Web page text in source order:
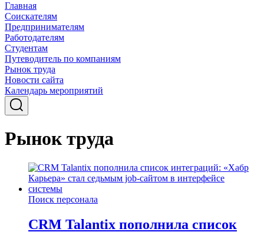
Главная
Соискателям
Предпринимателям
Работодателям
Студентам
Путеводитель по компаниям
Рынок труда
Новости сайта
Календарь мероприятий
Рынок труда
Поиск персонала
CRM Talantix пополнила список